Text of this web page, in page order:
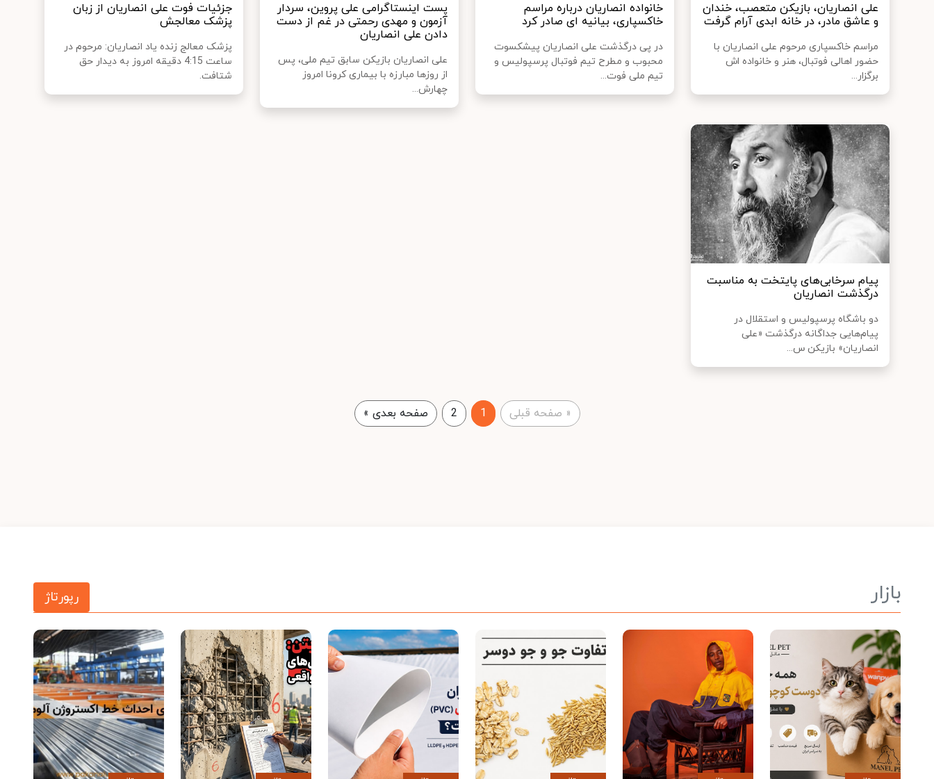
علی انصاریان، بازیکن متعصب، خندان
و عاشق مادر، در خانه ابدی آرام گرفت
مراسم خاکسپاری مرحوم علی انصاریان با
حضور اهالی فوتبال، هنر و خانواده اش
برگزار...
خانواده انصاریان درباره مراسم
خاکسپاری، بیانیه ای صادر کرد
در پی درگذشت علی انصاریان پیشکسوت
محبوب و مطرح تیم فوتبال پرسپولیس و
تیم ملی فوت...
پست اینستاگرامی علی پروین، سردار
آزمون و مهدی رحمتی در غم از دست
دادن علی انصاریان
علی انصاریان بازیکن سابق تیم ملی، پس
از روزها مبارزه با بیماری کرونا امروز
چهارش...
جزئیات فوت علی انصاریان از زبان
پزشک معالجش
پزشک معالج زنده یاد انصاریان: مرحوم در
ساعت 4:15 دقیقه امروز به دیدار حق
شتافت.
پیام سرخابی‌های پایتخت به مناسبت
درگذشت انصاریان
دو باشگاه پرسپولیس و استقلال در
پیام‌هایی جداگانه درگذشت «علی
انصاریان» بازیکن س...
« صفحه قبلی 1
2 صفحه بعدی »
بازار رپورتاژ